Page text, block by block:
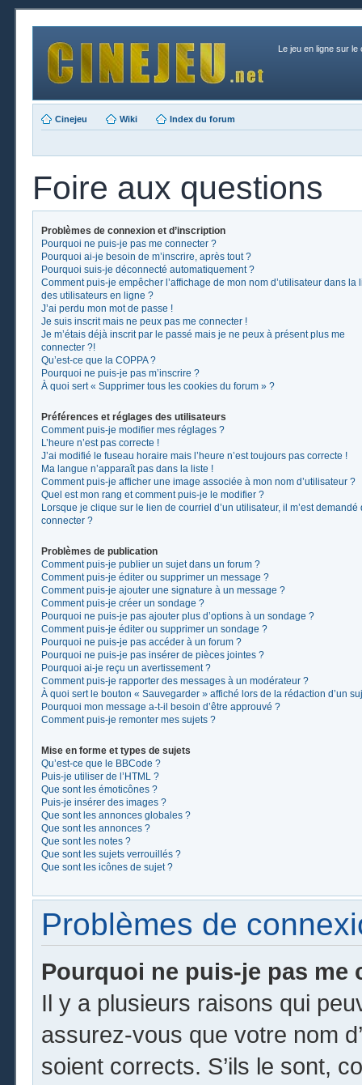
Le jeu en ligne sur le
Cinejeu Wiki Index du forum
Foire aux questions
Problèmes de connexion et d’inscription
Pourquoi ne puis-je pas me connecter ?
Pourquoi ai-je besoin de m’inscrire, après tout ?
Pourquoi suis-je déconnecté automatiquement ?
Comment puis-je empêcher l’affichage de mon nom d’utilisateur dans la
des utilisateurs en ligne ?
J’ai perdu mon mot de passe !
Je suis inscrit mais ne peux pas me connecter !
Je m’étais déjà inscrit par le passé mais je ne peux à présent plus me
connecter ?!
Qu’est-ce que la COPPA ?
Pourquoi ne puis-je pas m’inscrire ?
À quoi sert « Supprimer tous les cookies du forum » ?
Préférences et réglages des utilisateurs
Comment puis-je modifier mes réglages ?
L’heure n’est pas correcte !
J’ai modifié le fuseau horaire mais l’heure n’est toujours pas correcte !
Ma langue n’apparaît pas dans la liste !
Comment puis-je afficher une image associée à mon nom d’utilisateur ?
Quel est mon rang et comment puis-je le modifier ?
Lorsque je clique sur le lien de courriel d’un utilisateur, il m’est demandé
connecter ?
Problèmes de publication
Comment puis-je publier un sujet dans un forum ?
Comment puis-je éditer ou supprimer un message ?
Comment puis-je ajouter une signature à un message ?
Comment puis-je créer un sondage ?
Pourquoi ne puis-je pas ajouter plus d’options à un sondage ?
Comment puis-je éditer ou supprimer un sondage ?
Pourquoi ne puis-je pas accéder à un forum ?
Pourquoi ne puis-je pas insérer de pièces jointes ?
Pourquoi ai-je reçu un avertissement ?
Comment puis-je rapporter des messages à un modérateur ?
À quoi sert le bouton « Sauvegarder » affiché lors de la rédaction d’un
Pourquoi mon message a-t-il besoin d’être approuvé ?
Comment puis-je remonter mes sujets ?
Mise en forme et types de sujets
Qu’est-ce que le BBCode ?
Puis-je utiliser de l’HTML ?
Que sont les émoticônes ?
Puis-je insérer des images ?
Que sont les annonces globales ?
Que sont les annonces ?
Que sont les notes ?
Que sont les sujets verrouillés ?
Que sont les icônes de sujet ?
Problèmes de
Pourquoi ne puis-je pas me
Il y a plusieurs raisons qui
assurez-vous que votre nom
soient corrects. S’ils le sont,